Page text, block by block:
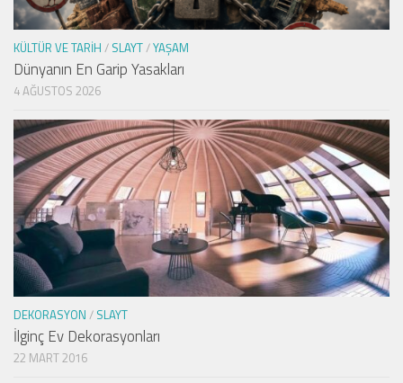
KÜLTÜR VE TARIH / SLAYT/YAŞAM
Dünyanın En Garip Yasakları
4 AĞUSTOS 2026
DEKORASYON / SLAYT
İlginç Ev Dekorasyonları
22 MART 2016